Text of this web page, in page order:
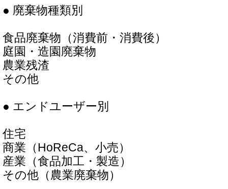
● 廃棄物種類別
食品廃棄物（消費前・消費後）
庭園・造園廃棄物
農業残渣
その他
● エンドユーザー別
住宅
商業（HoReCa、小売）
産業（食品加工・製造）
その他（農業廃棄物）